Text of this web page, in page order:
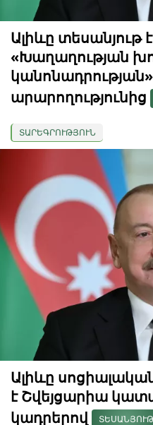
Ալիևը տեսանյութ
«Խաղաղության
արարողությունից
ՏԱՐԵԳՐՈՒԹՅՈՒՆ
Ալիևը
է Շվեյցարիա
կադրերով
ՏԵՍԱՆՅՈՒԹ